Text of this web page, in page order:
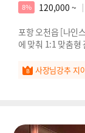
8% 120,000 ~
포항 오천읍 [나인
에 맞춰 1:1 맞춤
사장님강추 지